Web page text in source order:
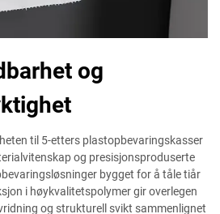
og
til 5-etters plastopbevaringskasser
og presisjonsproduserte
bygget for å tåle tiår
i høykvalitetspolymer gir overlegen
og strukturell svikt sammenlignet